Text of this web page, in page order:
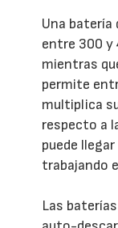
Una batería
entre 300 y
mientras
permite
multiplica
respecto a
puede
trabajando
Las